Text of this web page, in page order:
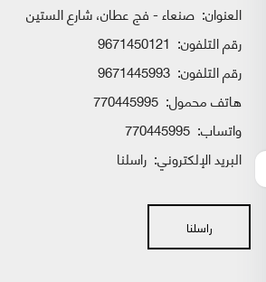
العنوان: صنعاء - فج عطان، شارع الستين
رقم التلفون: 9671450121
رقم التلفون: 9671445993
هاتف محمول: 770445995
واتساب:
البريد الإلكتروني: راسلنا
راسلنا